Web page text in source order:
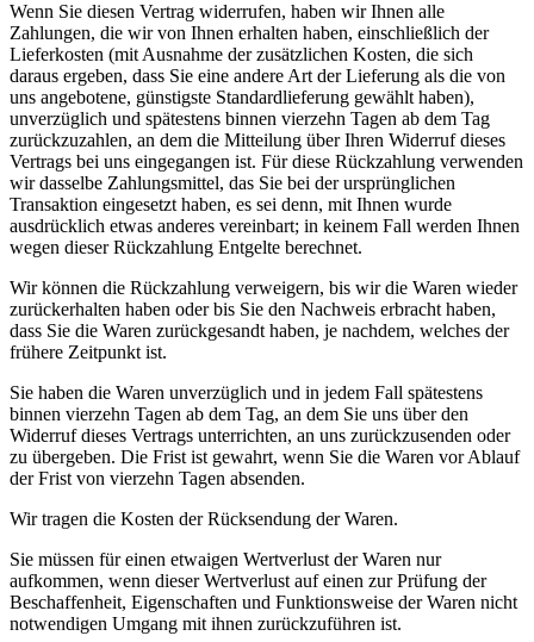
Wenn Sie diesen Vertrag widerrufen, haben wir Ihnen alle
Zahlungen, die wir von Ihnen erhalten haben, einschließlich der
Lieferkosten (mit Ausnahme der zusätzlichen Kosten, die sich
daraus ergeben, dass Sie eine andere Art der Lieferung als die von
uns angebotene, günstigste Standardlieferung gewählt haben),
unverzüglich und spätestens binnen vierzehn Tagen ab dem Tag
zurückzuzahlen, an dem die Mitteilung über Ihren Widerruf dieses
Vertrags bei uns eingegangen ist. Für diese Rückzahlung verwenden
wir dasselbe Zahlungsmittel, das Sie bei der ursprünglichen
Transaktion eingesetzt haben, es sei denn, mit Ihnen wurde
ausdrücklich etwas anderes vereinbart; in keinem Fall werden Ihnen
wegen dieser Rückzahlung Entgelte berechnet.
Wir können die Rückzahlung verweigern, bis wir die Waren wieder
zurückerhalten haben oder bis Sie den Nachweis erbracht haben,
dass Sie die Waren zurückgesandt haben, je nachdem, welches der
frühere Zeitpunkt ist.
Sie haben die Waren unverzüglich und in jedem Fall spätestens
binnen vierzehn Tagen ab dem Tag, an dem Sie uns über den
Widerruf dieses Vertrags unterrichten, an uns zurückzusenden oder
zu übergeben. Die Frist ist gewahrt, wenn Sie die Waren vor Ablauf
der Frist von vierzehn Tagen absenden.
Wir tragen die Kosten der Rücksendung der Waren.
Sie müssen für einen etwaigen Wertverlust der Waren nur
aufkommen, wenn dieser Wertverlust auf einen zur Prüfung der
Beschaffenheit, Eigenschaften und Funktionsweise der Waren nicht
notwendigen Umgang mit ihnen zurückzuführen ist.